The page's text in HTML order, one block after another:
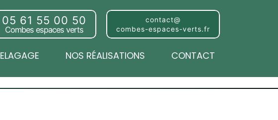
ELAGAGE NOS RÉALISATIONS CONTACT
05 61 55 00 50
Combes espaces verts
contact@
combes-espaces-verts.fr